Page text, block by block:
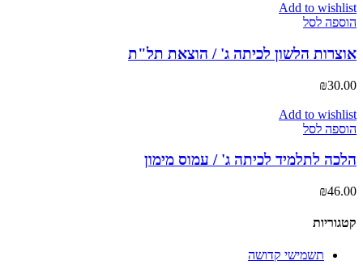
Add to wishlist
הוספה לסל
אוצרות הלשון לכיתה ג' / הוצאת תל"ת
₪30.00
Add to wishlist
הוספה לסל
הלכה לתלמיד לכיתה ג' / עמוס מימון
₪46.00
קטגוריות
תשמישי קדושה